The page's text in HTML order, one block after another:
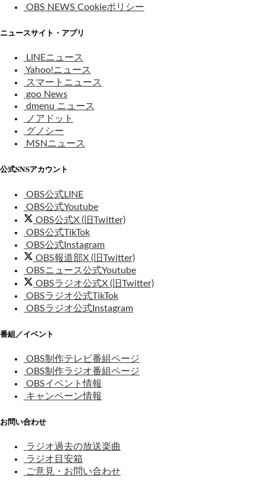
OBS NEWS Cookieポリシー
ニュースサイト・アプリ
LINEニュース
Yahoo!ニュース
スマートニュース
goo News
dmenu ニュース
ノアドット
グノシー
MSNニュース
公式SNSアカウント
OBS公式LINE
OBS公式Youtube
OBS公式X (旧Twitter)
OBS公式TikTok
OBS公式Instagram
OBS報道部X (旧Twitter)
OBSニュース公式Youtube
OBSラジオ公式X (旧Twitter)
OBSラジオ公式TikTok
OBSラジオ公式Instagram
番組／イベント
OBS制作テレビ番組ページ
OBS制作ラジオ番組ページ
OBSイベント情報
キャンペーン情報
お問い合わせ
ラジオ過去の放送楽曲
ラジオ目安箱
ご意見・お問い合わせ